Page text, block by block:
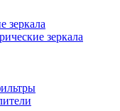
зеркала
зеркала